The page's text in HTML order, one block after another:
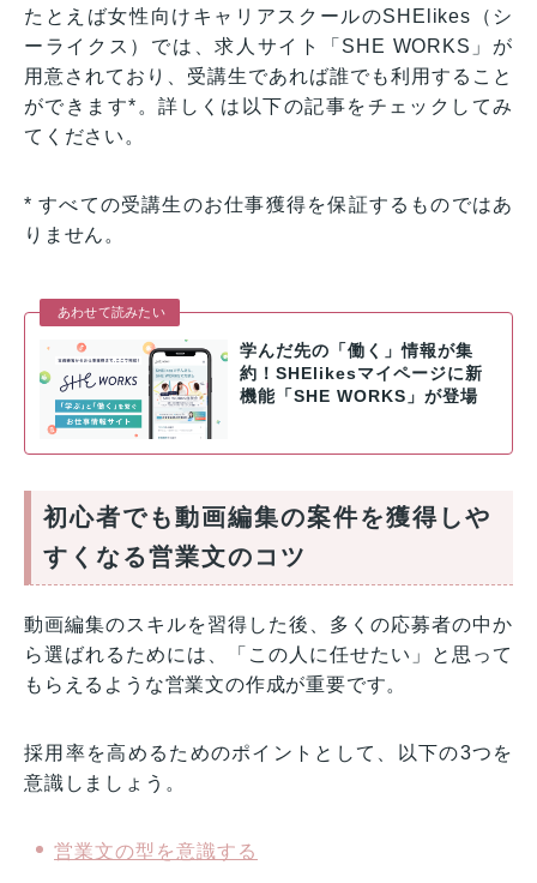
たとえば女性向けキャリアスクールのSHElikes（シ
ーライクス）では、求人サイト「SHE WORKS」が
用意されており、受講生であれば誰でも利用すること
ができます*。詳しくは以下の記事をチェックしてみ
てください。
* すべての受講生のお仕事獲得を保証するものではあ
りません。
あわせて読みたい
学んだ先の「働く」情報が集
約！SHElikesマイページに新
機能「SHE WORKS」が登場
初心者でも動画編集の案件を獲得しや
すくなる営業文のコツ
動画編集のスキルを習得した後、多くの応募者の中か
ら選ばれるためには、「この人に任せたい」と思って
もらえるような営業文の作成が重要です。
採用率を高めるためのポイントとして、以下の3つを
意識しましょう。
営業文の型を意識する